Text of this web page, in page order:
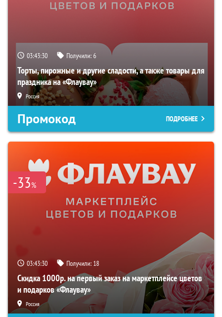
03:43:29 Получили:6
Торты, пирожные и другие сладости, а также товары для
праздника на «Флаувау»
Россия
Промокод ПОДРОБНЕЕ
-33%
03:43:29 Получили: 18
Скидка 1000р. на первый заказ на маркетплейсе цветов
и подарков «Флаувау»
Россия